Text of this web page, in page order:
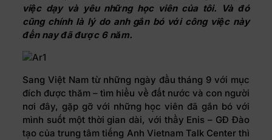
việc dạy và yêu những học viên của tôi. Và đó
cũng chính là lý do anh gắn bó với công việc này
đến nay đã được 6 năm.
Sang Việt Nam từ những ngày đầu tháng 9 với mục
đích được thăm – tìm hiểu về đất nước và con người
nơi đây, gặp gỡ với những học viên đã gắn bó với
mình suốt một thời gian dài, với thầy Enis – GĐ Đào
tạo của trung tâm tiếng Anh Vietnam Talk Center thì